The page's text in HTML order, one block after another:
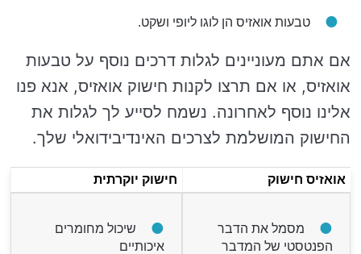
טבעות אואזיס הן לוגו ליופי ושקט.
אם אתם מעוניינים לגלות דרכים נוסף על טבעות
אואזיס, או אם תרצו לקנות חישוק אואזיס, אנא פנו
אלינו נוסף לאחרונה. נשמח לסייע לך לגלות את
החישוק המושלמת לצרכים האינדיבידואלי שלך.
אואזיס חישוק חישוק יוקרתית
מסמל את הדבר
הפנטסטי של המדבר
שיכול מחומרים
איכותיים